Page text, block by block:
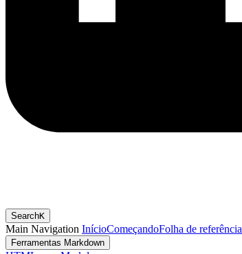
SearchK
Main Navigation InícioComeçandoFolha de referência
Ferramentas Markdown